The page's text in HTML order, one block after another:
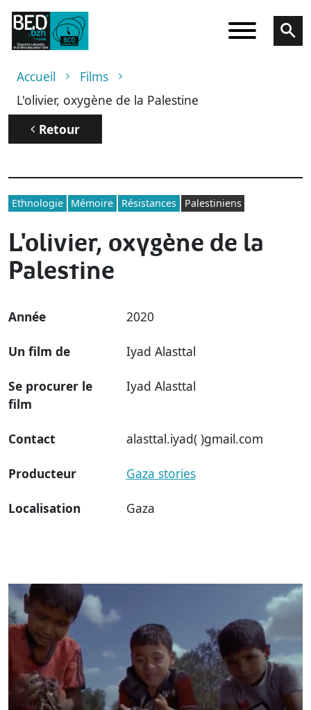
Aller au contenu principal
Fil d'Ariane
Accueil
Films
L'olivier, oxygène de la Palestine
Retour
Ethnologie Mémoire Résistances Palestiniens
L'olivier, oxygène de la
Palestine
Année 2020
Un film de Iyad Alasttal
Se procurer le
film
Iyad Alasttal
Contact alasttal.iyad( )gmail.com
Producteur Gaza stories
Localisation Gaza